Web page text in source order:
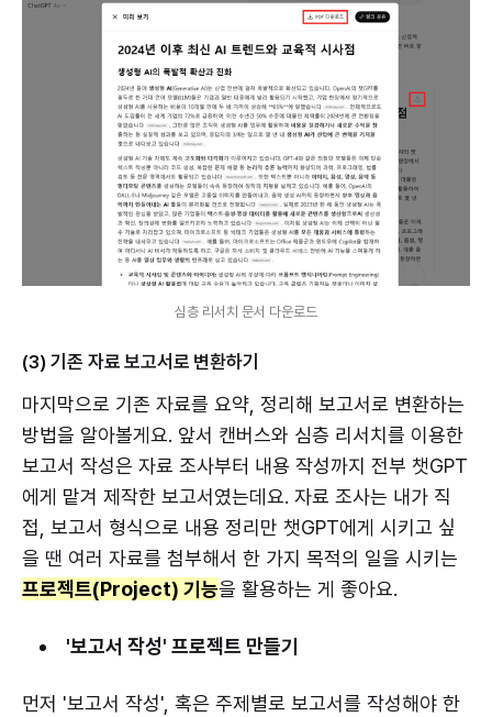
심층 리서치 문서 다운로드
(3) 기존 자료 보고서로 변환하기
마지막으로 기존 자료를 요약, 정리해 보고서로 변환하는
방법을 알아볼게요. 앞서 캔버스와 심층 리서치를 이용한
보고서 작성은 자료 조사부터 내용 작성까지 전부 챗GPT
에게 맡겨 제작한 보고서였는데요. 자료 조사는 내가 직
접, 보고서 형식으로 내용 정리만 챗GPT에게 시키고 싶
을 땐 여러 자료를 첨부해서 한 가지 목적의 일을 시키는
프로젝트(Project) 기능을 활용하는 게 좋아요.
'보고서 작성' 프로젝트 만들기
먼저 '보고서 작성', 혹은 주제별로 보고서를 작성해야 한